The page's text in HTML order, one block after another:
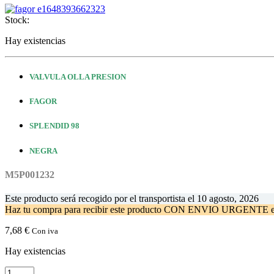
Stock:
Hay existencias
VALVULA OLLA PRESION
FAGOR
SPLENDID 98
NEGRA
M5P001232
Este producto será recogido por el transportista el 10 agosto, 2026
Haz tu compra para recibir este producto CON ENVIO URGENTE
7,68 € Con iva
Hay existencias
Válvula